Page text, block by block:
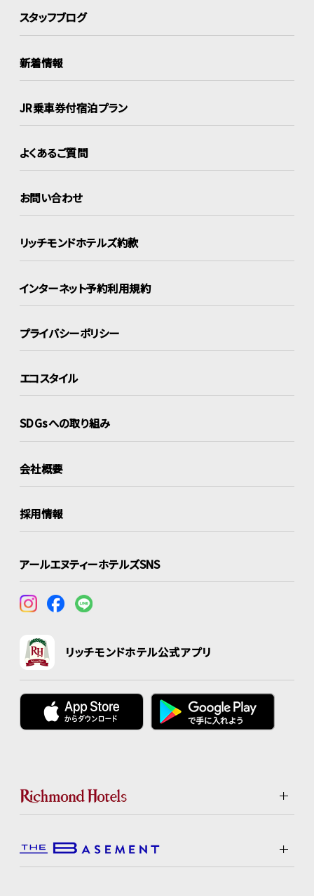
スタッフブログ
新着情報
JR乗車券付宿泊プラン
よくあるご質問
お問い合わせ
リッチモンドホテルズ約款
インターネット予約利用規約
プライバシーポリシー
エコスタイル
SDGsへの取り組み
会社概要
採用情報
アールエヌティーホテルズSNS
リッチモンドホテル公式アプリ